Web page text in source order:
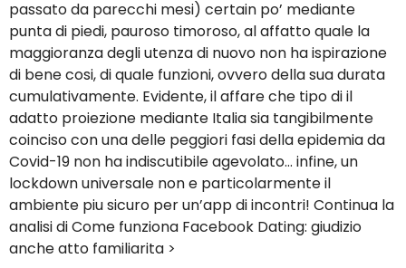
passato da parecchi mesi) certain po’ mediante
punta di piedi, pauroso timoroso, al affatto quale la
maggioranza degli utenza di nuovo non ha ispirazione
di bene cosi, di quale funzioni, ovvero della sua durata
cumulativamente. Evidente, il affare che tipo di il
adatto proiezione mediante Italia sia tangibilmente
coinciso con una delle peggiori fasi della epidemia da
Covid-19 non ha indiscutibile agevolato… infine, un
lockdown universale non e particolarmente il
ambiente piu sicuro per un’app di incontri! Continua la
analisi di Come funziona Facebook Dating: giudizio
anche atto familiarita >